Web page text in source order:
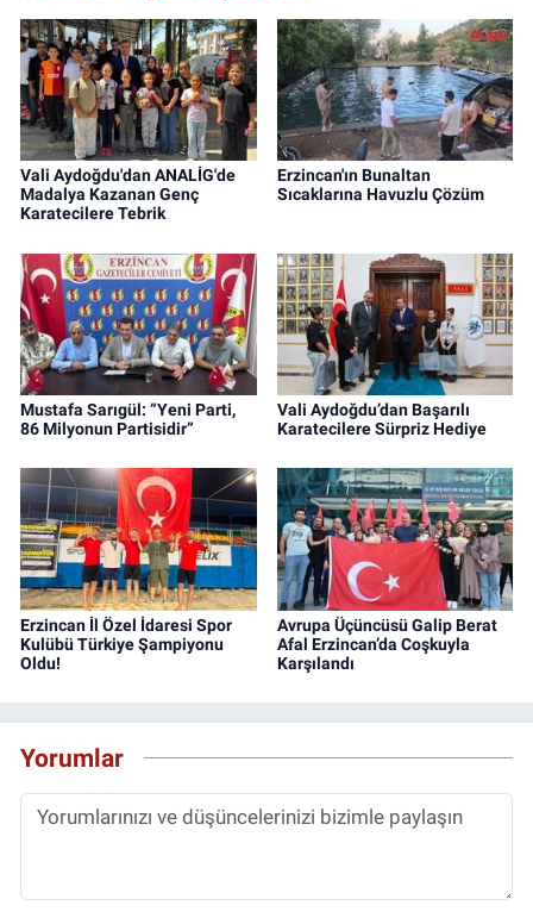
Vali Aydoğdu'dan ANALİG'de
Madalya Kazanan Genç
Karatecilere Tebrik
Erzincan'ın Bunaltan
Sıcaklarına Havuzlu Çözüm
Mustafa Sarıgül: “Yeni Parti,
86 Milyonun Partisidir”
Vali Aydoğdu’dan Başarılı
Karatecilere Sürpriz Hediye
Erzincan İl Özel İdaresi Spor
Kulübü Türkiye Şampiyonu
Oldu!
Avrupa Üçüncüsü Galip Berat
Afal Erzincan’da Coşkuyla
Karşılandı
Yorumlar